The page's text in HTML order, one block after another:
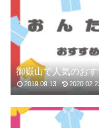
御嶽山で人気のお
2019.09.13